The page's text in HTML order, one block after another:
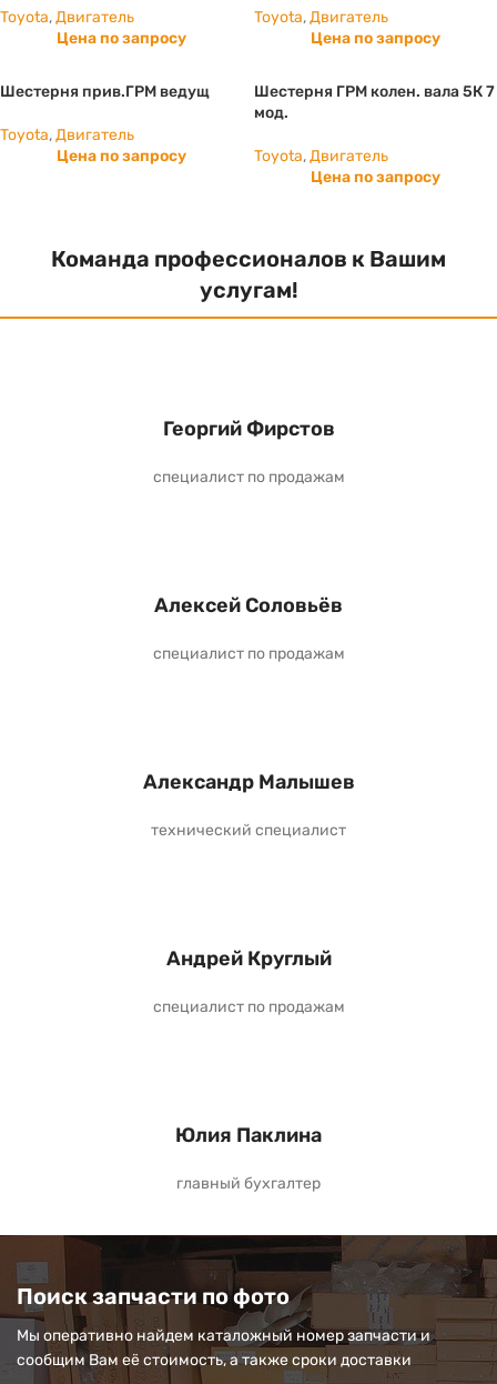
Toyota,Двигатель
Цена по запросу
Toyota,Двигатель
Цена по запросу
Шестерня прив.ГРМ ведущ
Toyota,Двигатель
Цена по запросу
Шестерня ГРМ колен. вала 5К 7
мод.
Toyota,Двигатель
Цена по запросу
Команда профессионалов к Вашим
услугам!
Георгий Фирстов
специалист по продажам
Алексей Соловьёв
специалист по продажам
Александр Малышев
технический специалист
Андрей Круглый
специалист по продажам
Юлия Паклина
главный бухгалтер
Поиск запчасти по фото
Мы оперативно найдем каталожный номер запчасти и
сообщим Вам её стоимость, а также сроки доставки